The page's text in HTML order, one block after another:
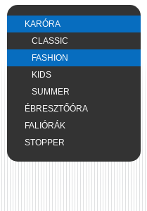
KARÓRA
CLASSIC
FASHION
KIDS
SUMMER
ÉBRESZTŐÓRA
FALIÓRÁK
STOPPER